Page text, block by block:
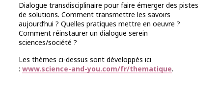
Dialogue transdisciplinaire pour faire émerger des pistes
de solutions. Comment transmettre les savoirs
aujourd’hui ? Quelles pratiques mettre en oeuvre ?
Comment réinstaurer un dialogue serein
sciences/société ?
Les thèmes ci-dessus sont développés ici
: www.science-and-you.com/fr/thematique.